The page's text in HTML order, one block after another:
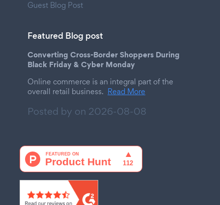
Guest Blog Post
Featured Blog post
Converting Cross-Border Shoppers During
Black Friday & Cyber Monday
Online commerce is an integral part of the
overall retail business. Read More
Posted by on 2026-08-08